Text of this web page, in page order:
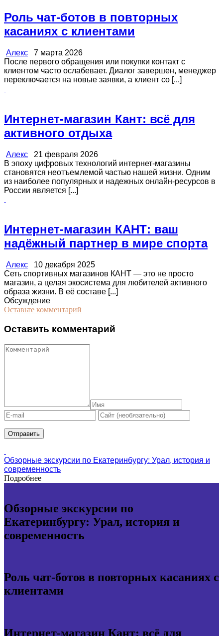
Роль чат-ботов в повторных
касаниях с клиентами
Алекс 7 марта 2026
После первого обращения или покупки контакт с
клиентом часто ослабевает. Диалог завершен, менеджер
переключается на новые заявки, а клиент со [...]
Интернет-магазин Кант: всё для
активного отдыха
Алекс 21 февраля 2026
В эпоху цифровых технологий интернет-магазины
становятся неотъемлемой частью нашей жизни. Одним
из наиболее популярных и надежных онлайн-ресурсов в
России является [...]
Интернет-магазин КАНТ: ваш
надёжный партнер в мире спорта
Алекс 10 декабря 2025
Сеть спортивных магазинов КАНТ — это не просто
магазин, а целая экосистема для любителей активного
образа жизни. В её составе [...]
Обсуждение
Оставьте комментарий
Оставить комментарий
Обзорные экскурсии по Екатеринбургу: Урал, история и
современность
Подробнее
Обзорные экскурсии по
Екатеринбургу: Урал, история и
современность
Роль чат-ботов в повторных касаниях с
клиентами
Интернет-магазин Кант: всё для